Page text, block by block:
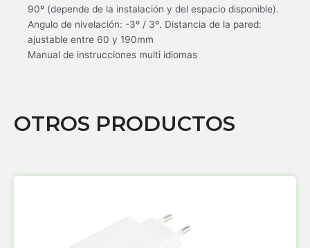
90º (depende de la instalación y del espacio disponible).
Angulo de nivelación: -3º / 3º. Distancia de la pared:
ajustable entre 60 y 190mm
Manual de instrucciones multi idiomas
OTROS PRODUCTOS